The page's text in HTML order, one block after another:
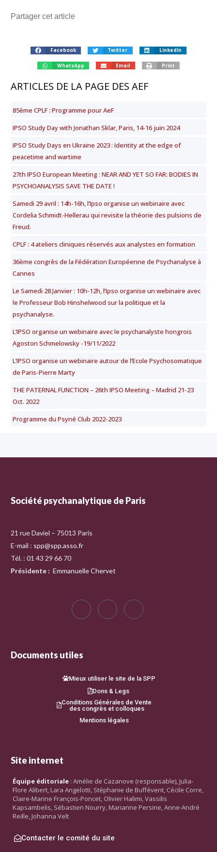
Partager cet article
Facebook Twitter LinkedIn
WhatsApp Email Print
ARTICLES DE LA PAGE DES AEF
85ème CPLF : Programme pour AeF
IPSO Study Day with Jonathan Sklar, Paris, 14-16 juin 2024
IPSO Study Days en Ukraine 2023 : Identity at the edge of
peacetime and wartime
27th IPSO European Meeting : NEAR AND YET SO FAR: BODIES IN
PSYCHOANALYSIS SAVE THE DATE !
Samedi 29 avril : 14h-16h, l’Ipso organise un webinaire avec
Cordelia Schmidt-Hellerau qui revisite la théorie des pulsions de
Freud.
CPLF : 4 ateliers cliniques réservés aux analystes en formation
36ème congrès de la Fédération Européenne de Psychanalyse à
Cannes
Le Samedi 28 Janvier : 10h-12h, l’Ipso organise un webinaire avec
le Professeur Bob Hinshelwood sur la politique et la
psychanalyse.
L’IPSO organise un webinaire avec le psychanalyste hongrois
Agoston Schmelowsky -19/11/2022
L’IPSO organise un webinaire autour de l’Ecole Psychosomatique
de Paris-Pierre Marty
THE PATERNAL FUNCTION – 26th IPSO Meeting – Madrid 21-23
Oct. 2022
Programme du Psyné Club 2022-2023
Société psychanalytique de Paris
21 rue Daviel – 75013 Paris
E-mail : spp@spp.asso.fr
Tél. : 01 43 29 66 70
Présidente : Emmanuelle Chervet
Documents utiles
Mieux utiliser le site de la SPP
Dons & Legs
Conditions Générales de Vente
des congrès et colloques
Mentions légales
Site internet
Équipe éditoriale : Amélie de Cazanove (responsable), Julia-
Flore Alibert, Lara Angelotti, Stéphanie de Buffévent, Cécile Corre,
Claire-Marine François-Poncet, Olivier Halimi, Vassilis
Kapsambelis, Sébastien Nourry, Marianne Persine, Anne-André
Reille, Johanna Velt
Contacter le comité du site